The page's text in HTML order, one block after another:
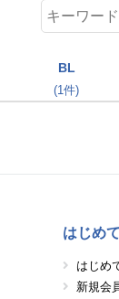
BL
(1件)
はじめ
はじめ
新規会